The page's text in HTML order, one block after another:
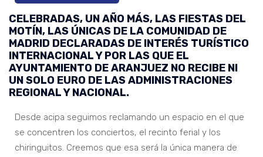
CELEBRADAS, UN AÑO MÁS, LAS FIESTAS DEL
MOTÍN, LAS ÚNICAS DE LA COMUNIDAD DE
MADRID DECLARADAS DE INTERÉS TURÍSTICO
INTERNACIONAL Y POR LAS QUE EL
AYUNTAMIENTO DE ARANJUEZ NO RECIBE NI
UN SOLO EURO DE LAS ADMINISTRACIONES
REGIONAL Y NACIONAL.
Desde acipa seguimos reclamando un espacio en el que
se concentren los conciertos, el recinto ferial y los
chiringuitos. Creemos que esa será la única manera de